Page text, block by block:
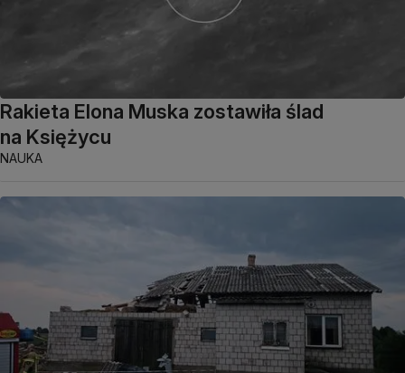
Rakieta Elona Muska zostawiła ślad
na Księżycu
NAUKA